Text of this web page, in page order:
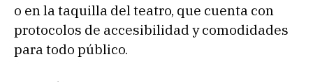
o en la taquilla del teatro, que cuenta con
protocolos de accesibilidad y comodidades
para todo público.